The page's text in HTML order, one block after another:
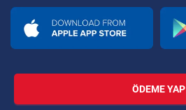
ÖDEME YAP